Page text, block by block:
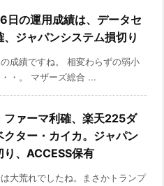
日の運用成績は、データセ
、ジャパンシステム損切り
成績ですね。 相変わらずの弱小
・。 マザーズ総合 ...
ファーマ利確、楽天225ダ
クター・カイカ。ジャパン
り、ACCESS保有
大荒れでしたね。まさかトランプ